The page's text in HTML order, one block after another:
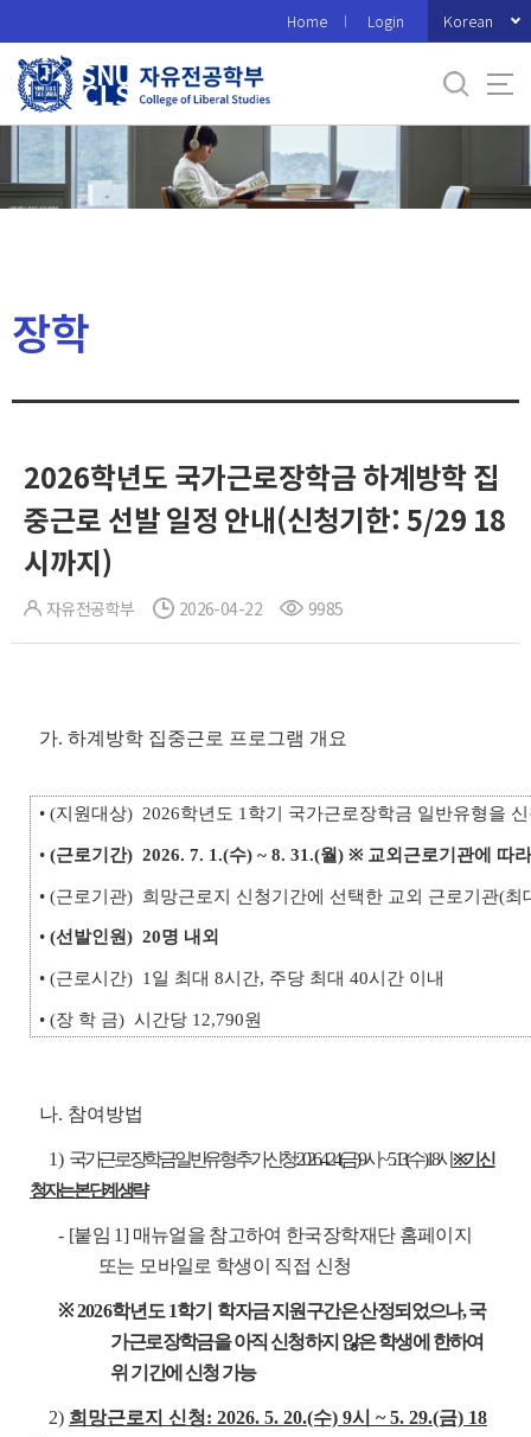
로
메
Home Login Korean
장학
2026학년도 국가근로장학금 하계방학 집
중근로 선발 일정 안내(신청기한: 5/29 18
시까지)
자유전공학부 2026-04-22 9985
가. 하계방학 집중근로 프로그램 개요
• (지원대상) 2026학년도 1학기 국가근로장학금 일반유형을
• (근로기간) 2026. 7. 1.(수) ~ 8. 31.(월) ※ 교외근로기관에 따
• (근로기관) 희망근로지 신청기간에 선택한 교외 근로기관(최
• (선발인원) 20명 내외
• (근로시간) 1일 최대 8시간, 주당 최대 40시간 이내
• (장 학 금) 시간당 12,790원
나. 참여방법
1) 국가근로장학금 일반유형 추가신청: 2026. 4. 24.(금) 9시 ~ 5. 13.(수) 18시 ※ 기 신
청자는 본 단계 생략
- [붙임 1] 매뉴얼을 참고하여 한국장학재단 홈페이지
또는 모바일로 학생이 직접 신청
※ 2026학년도 1학기 학자금 지원구간은 산정되었으나, 국
가근로장학금을 아직 신청하지 않은 학생에 한하여
위 기간에 신청 가능
2) 희망근로지 신청: 2026. 5. 20.(수) 9시 ~ 5. 29.(금) 18